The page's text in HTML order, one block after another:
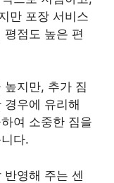
만 포장 서비스
평점도 높은 편
지만, 추가 짐
우에 유리해
여 소중한 짐을
다.
영해 주는 센